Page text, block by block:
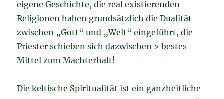
eigene Geschichte, die real existierenden
Religionen haben grundsätzlich die Dualität
zwischen „Gott“ und „Welt“ eingeführt, die
Priester schieben sich dazwischen > bestes
Mittel zum Machterhalt!
Die keltische Spiritualität ist ein ganzheitliche